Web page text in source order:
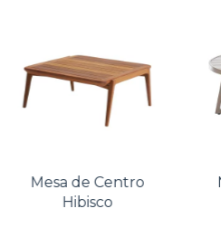
Mesa de Centro
Hibisco